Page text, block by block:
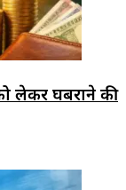
लेकर घबराने की